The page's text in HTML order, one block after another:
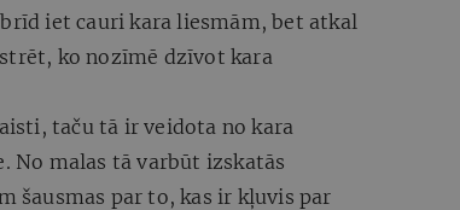
iet cauri kara liesmām, bet atkal
ko nozīmē dzīvot kara
taču tā ir veidota no kara
No malas tā varbūt izskatās
šausmas par to, kas ir kļuvis par